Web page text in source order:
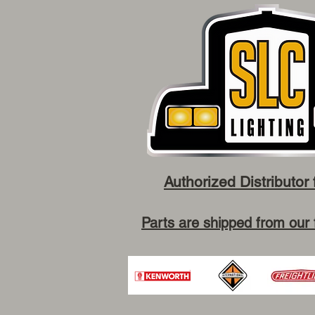
Authorized
Parts are shipped from our